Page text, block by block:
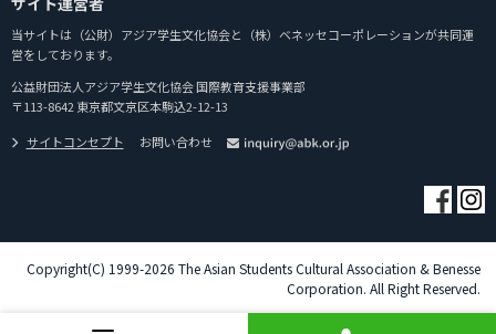
当サイトは（公財）アジア学生文化協会と（株）ベネッセコーポレーションが共同運
営をしております。
公益財団法人アジア学生文化協会 国際教育支援事業部
〒113-8642 東京都文京区本駒込2-12-13
サイトコンセプト
お問い合わせ
Copyright(C) 1999-2026 The Asian Students Cultural Association & Benesse
Corporation. All Right Reserved.